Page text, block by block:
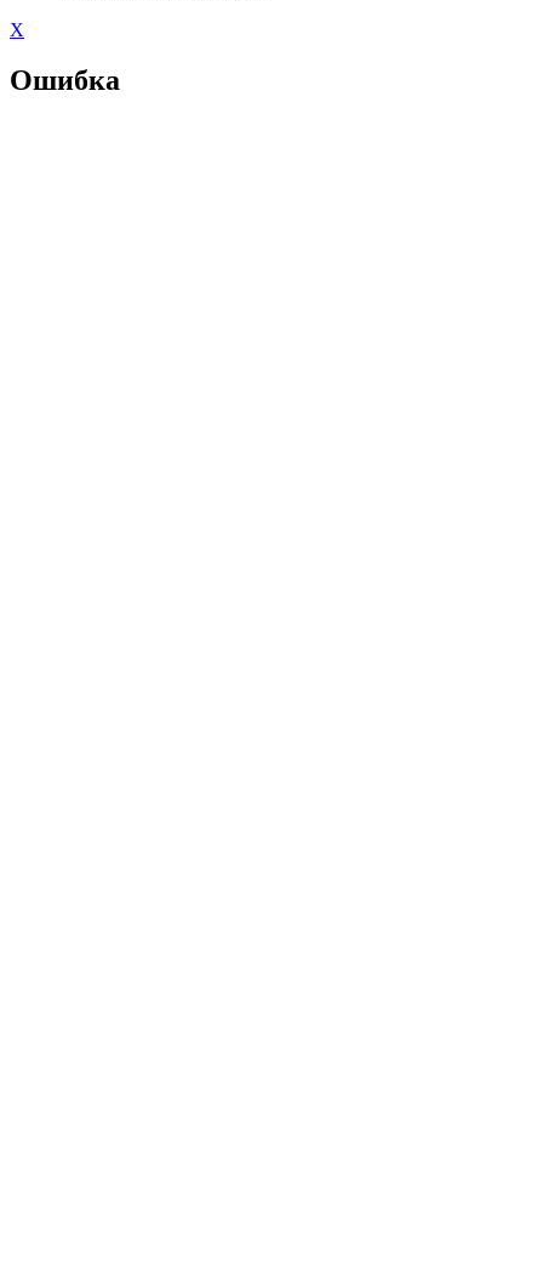
X
Ошибка